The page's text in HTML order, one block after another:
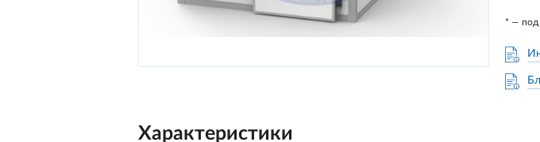
* — под
Характеристики